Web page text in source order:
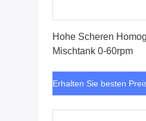
Hohe Scheren
Mischtank 0-60rpm
Erhalten Sie besten